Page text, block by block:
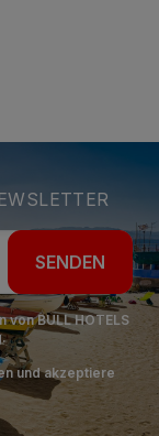
SENDEN
von BULL HOTELS
und akzeptiere